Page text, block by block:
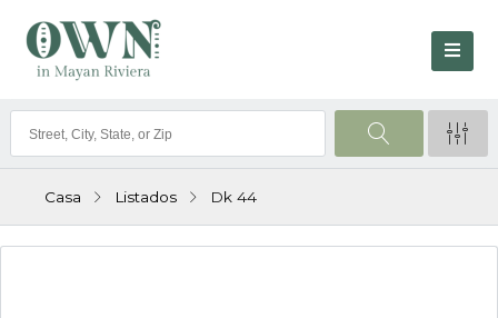
Casa Listados Dk 44